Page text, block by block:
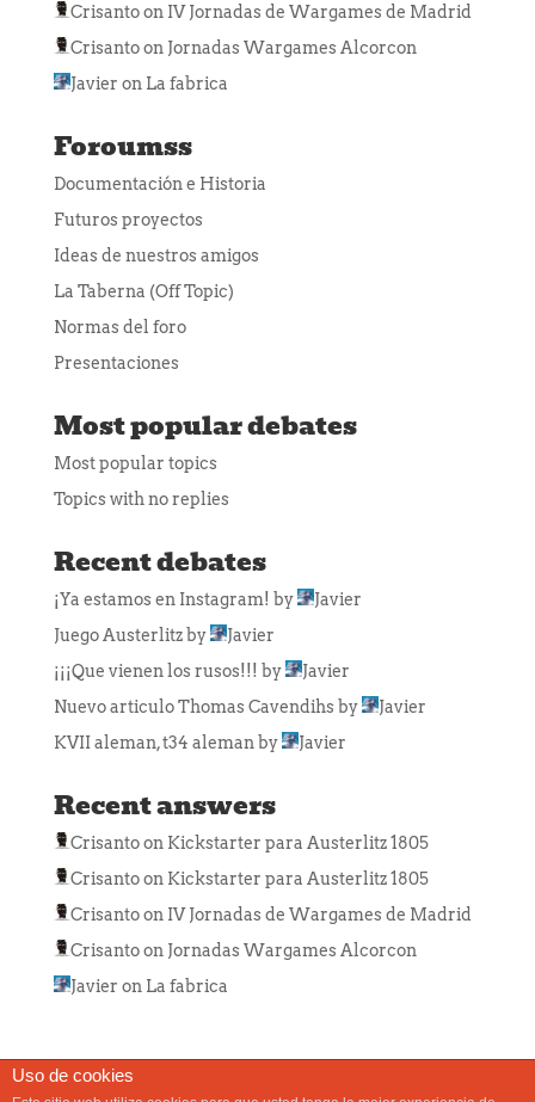
Crisantoon IV Jornadas de Wargames de Madrid
Crisantoon Jornadas Wargames Alcorcon
Javier on La fabrica
Foroumss
Documentación e Historia
Futuros proyectos
Ideas de nuestros amigos
La Taberna (Off Topic)
Normas del foro
Presentaciones
Most popular debates
Most popular topics
Topics with no replies
Recent debates
¡Ya estamos en Instagram! by
Javier
Juego Austerlitzby
Javier
¡¡¡Que vienen los rusos!!! by
Javier
Nuevo articulo Thomas Cavendihsby
Javier
KVII aleman, t34 aleman by Javier
Recent answers
Crisantoon Kickstarter para Austerlitz 1805
Crisantoon Kickstarter para Austerlitz 1805
Crisantoon IV Jornadas de Wargames de Madrid
Crisantoon Jornadas Wargames Alcorcon
Javier on La fabrica
Uso de cookies